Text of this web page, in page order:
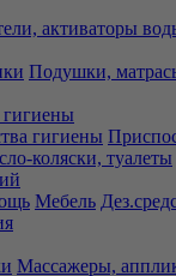
активаторы
Подушки,
гигиены
гигиены
коляски, туалеты
Мебель
Массажеры,